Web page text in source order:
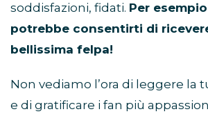
soddisfazioni, fidati. Per
potrebbe consentirti di
bellissima felpa!
Non vediamo l’ora di leggere la
e di gratificare i fan più